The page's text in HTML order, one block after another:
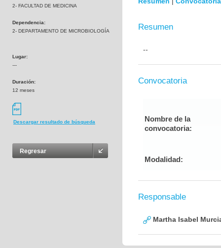
2- FACULTAD DE MEDICINA
Dependencia:
2- DEPARTAMENTO DE MICROBIOLOGÍA
Lugar:
---
Duración:
12 meses
Descargar resultado de búsqueda
Regresar
Resumen
--
Convocatoria
Nombre de la
convocatoria:
Modalidad:
Responsable
Martha Isabel